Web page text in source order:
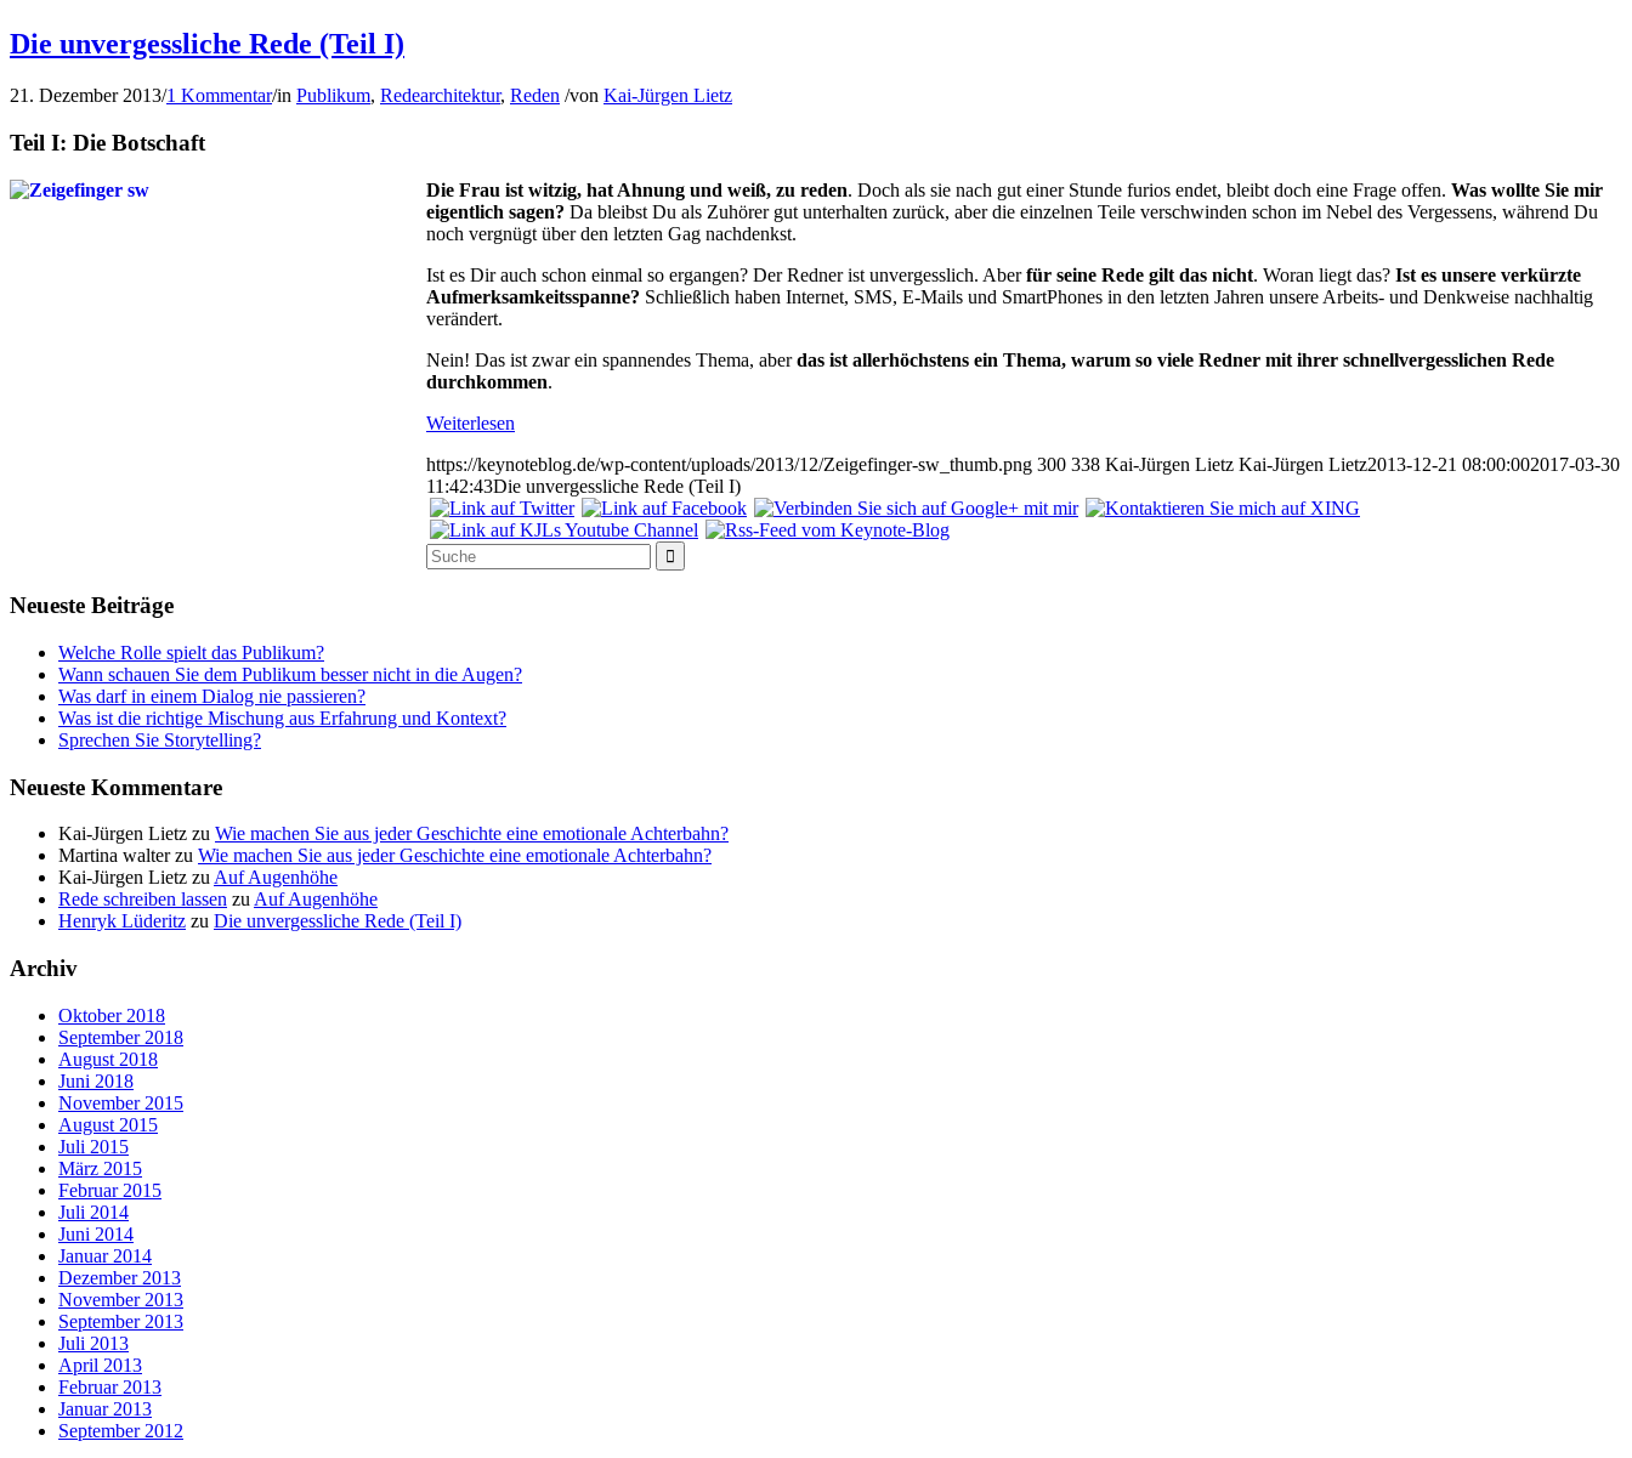
Die unvergessliche Rede (Teil I)
21. Dezember 2013/1 Kommentar/in Publikum, Redearchitektur, Reden /von Kai-Jürgen Lietz
Teil I: Die Botschaft
Die Frau ist witzig, hat Ahnung und weiß, zu reden. Doch als sie nach gut einer Stunde furios endet, bleibt doch eine Frage offen. Was wollte Sie mir
eigentlich sagen? Da bleibst Du als Zuhörer gut unterhalten zurück, aber die einzelnen Teile verschwinden schon im Nebel des Vergessens, während Du
noch vergnügt über den letzten Gag nachdenkst.
Ist es Dir auch schon einmal so ergangen? Der Redner ist unvergesslich. Aberfür seine Rede gilt das nicht. Woran liegt das? Ist es unsere verkürzte
Aufmerksamkeitsspanne? Schließlich haben Internet, SMS, E-Mails und SmartPhones in den letzten Jahren unsere Arbeits- und Denkweise nachhaltig
verändert.
Nein! Das ist zwar ein spannendes Thema, aberdas ist allerhöchstens ein Thema, warum so viele Redner mit ihrer schnellvergesslichen Rede
durchkommen.
Weiterlesen
https://keynoteblog.de/wp-content/uploads/2013/12/Zeigefinger-sw_thumb.png 300 338 Kai-Jürgen Lietz Kai-Jürgen Lietz2013-12-21 08:00:002017-03-30
11:42:43Die unvergessliche Rede (Teil I)
Neueste Beiträge
Welche Rolle spielt das Publikum?
Wann schauen Sie dem Publikum besser nicht in die Augen?
Was darf in einem Dialog nie passieren?
Was ist die richtige Mischung aus Erfahrung und Kontext?
Sprechen Sie Storytelling?
Neueste Kommentare
Kai-Jürgen Lietz zu Wie machen Sie aus jeder Geschichte eine emotionale Achterbahn?
Martina walterzu Wie machen Sie aus jeder Geschichte eine emotionale Achterbahn?
Kai-Jürgen Lietz zuAuf Augenhöhe
Rede schreiben lassen zuAuf Augenhöhe
Henryk Lüderitz zu Die unvergessliche Rede (Teil I)
Archiv
Oktober 2018
September 2018
August 2018
Juni 2018
November 2015
August 2015
Juli 2015
März 2015
Februar 2015
Juli 2014
Juni 2014
Januar 2014
Dezember 2013
November 2013
September 2013
Juli 2013
April 2013
Februar 2013
Januar 2013
September 2012